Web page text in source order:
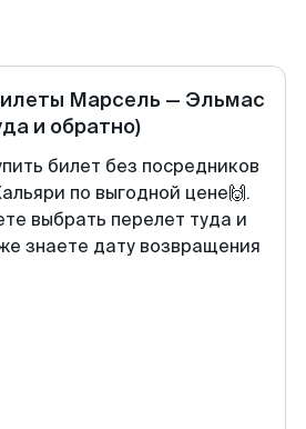
Марсель — Эльмас
и обратно)
билет без посредников
по выгодной цене🙌.
выбрать перелет туда и
знаете дату возвращения